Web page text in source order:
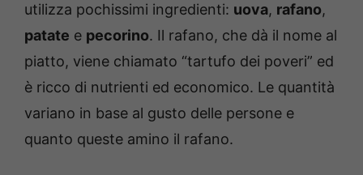
utilizza pochissimi ingredienti: uova, rafano,
patate e pecorino. Il rafano, che dà il nome al
piatto, viene chiamato “tartufo dei poveri” ed
è ricco di nutrienti ed economico. Le quantità
variano in base al gusto delle persone e
quanto queste amino il rafano.